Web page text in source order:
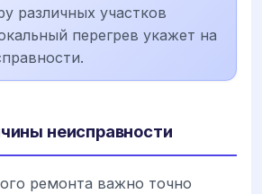
различных участков
перегрев укажет на
неисправности
ремонта важно точно